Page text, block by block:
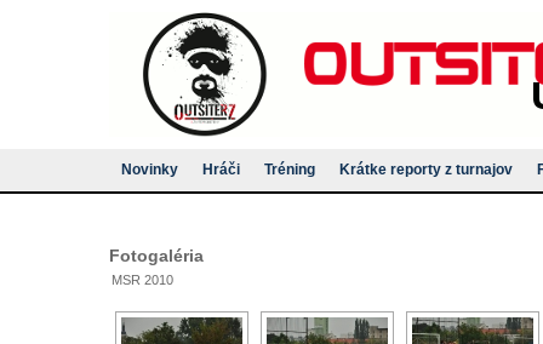
Novinky Hráči Tréning Krátke reporty z turnajov
Fotogaléria
MSR 2010